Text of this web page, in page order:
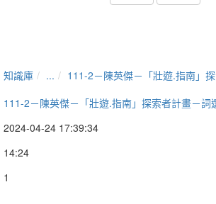
知識庫 ...
111-2－陳英傑－「壯遊.指南」
111-2－陳英傑－「壯遊.指南」探索者計畫－詞
2024-04-24 17:39:34
14:24
1